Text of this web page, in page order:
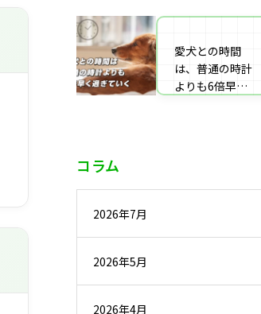
材・出演・執筆
愛犬との時間
は、普通の時計
よりも6倍早く
コラム
2026年7月
2026年5月
2026年4月